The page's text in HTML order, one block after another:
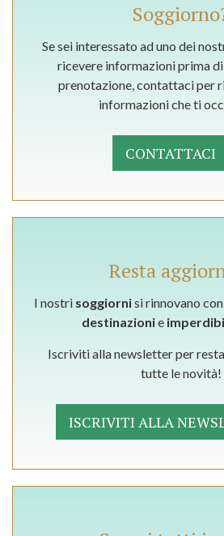
Se sei interessato ad uno dei
ricevere informazioni prima
prenotazione, contattaci per
informazioni che ti
CONTATTACI
Resta
I nostri soggiornisi rinnovano con
destinazionie
Iscriviti alla newsletter per
tutte le novità!
ISCRIVITI ALLA